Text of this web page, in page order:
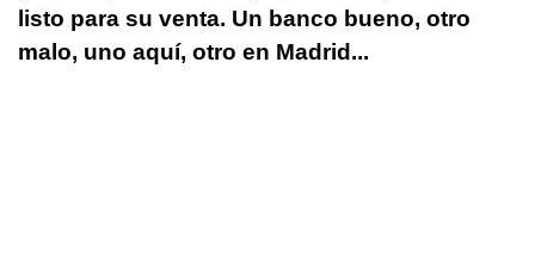
listo para su venta. Un banco bueno, otro
malo, uno aquí, otro en Madrid...